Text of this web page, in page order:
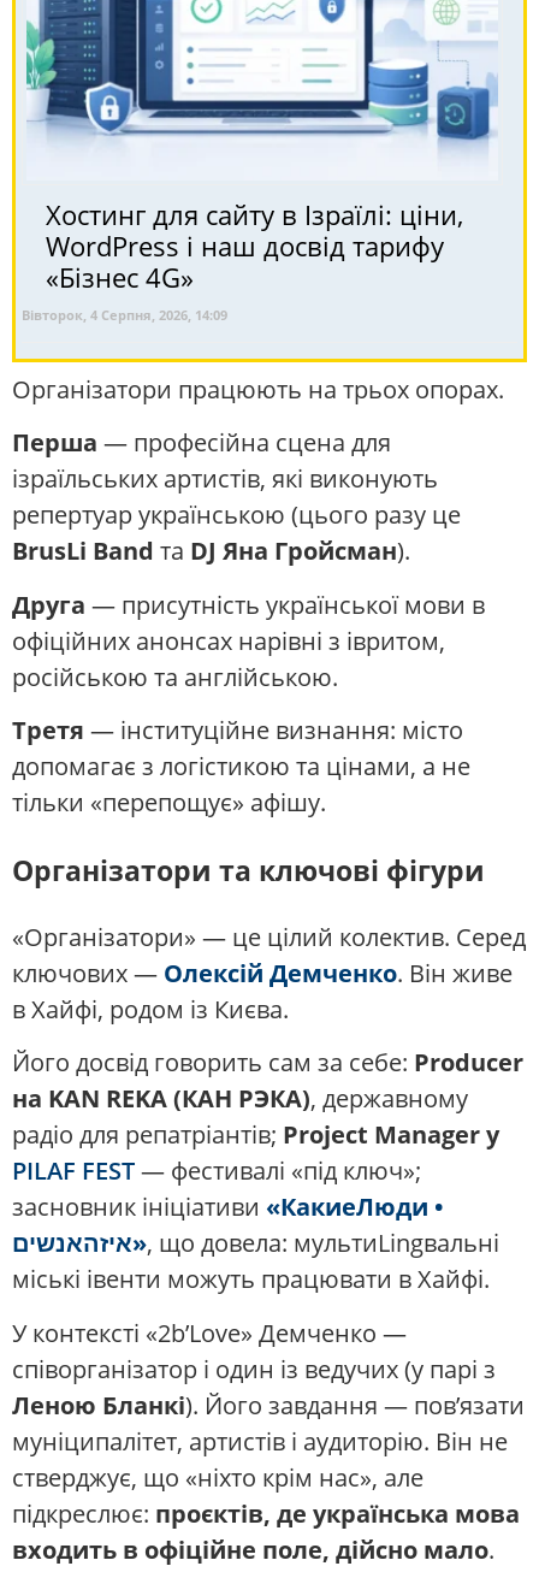
Хостинг для сайту в Ізраїлі: ціни,
WordPress і наш досвід тарифу
«Бізнес 4G»
Вівторок, 4 Серпня, 2026, 14:09
Організатори працюють на трьох опорах.
Перша — професійна сцена для
ізраїльських артистів, які виконують
репертуар українською (цього разу це
BrusLi Band та DJ Яна Гройсман).
Друга — присутність української мови в
офіційних анонсах нарівні з івритом,
російською та англійською.
Третя — інституційне визнання: місто
допомагає з логістикою та цінами, а не
тільки «перепощує» афішу.
Організатори та ключові фігури
«Організатори» — це цілий колектив. Серед
ключових — Олексій Демченко. Він живе
в Хайфі, родом із Києва.
Його досвід говорить сам за себе: Producer
на KAN REKA (КАН РЭКА), державному
радіо для репатріантів; Project Manager у
PILAF FEST— фестивалі «під ключ»;
засновник ініціативи «КакиеЛюди •
איזהאנשים», що довела: мультиLingвальні
міські івенти можуть працювати в Хайфі.
У контексті «2b’Love» Демченко —
співорганізатор і один із ведучих (у парі з
Леною Бланкі). Його завдання — пов’язати
муніципалітет, артистів і аудиторію. Він не
стверджує, що «ніхто крім нас», але
підкреслює: проєктів, де українська мова
входить в офіційне поле, дійсно мало.